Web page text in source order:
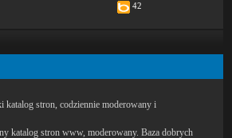
42
katalog stron, codziennie moderowany i
katalog stron www, moderowany. Baza dobrych